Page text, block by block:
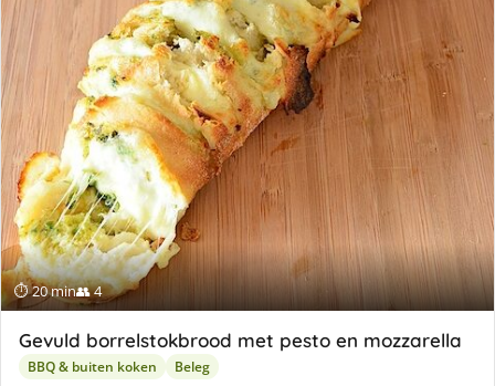
⏱ 20 min👥 4
Gevuld borrelstokbrood met pesto en mozzarella
BBQ & buiten koken Beleg